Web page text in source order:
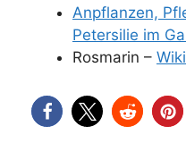
Anpflanzen,
Petersilie im
Rosmarin –